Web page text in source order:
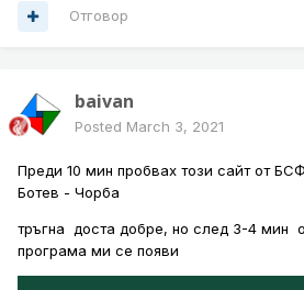
Отговор
baivan
Posted March 3, 2021
Преди 10 мин пробвах този сайт от
Ботев - Чорба
тръгна доста добре, но след 3-4 мин
програма ми се появи